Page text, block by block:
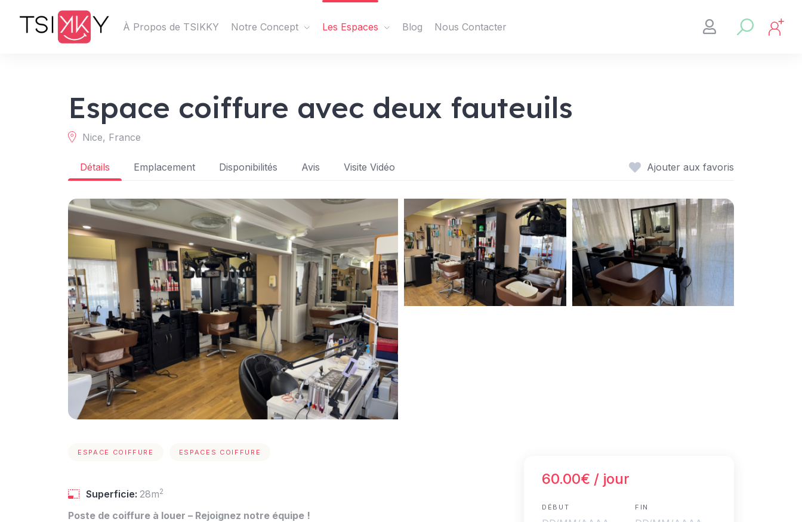
À Propos de TSIKKY Notre Concept Les Espaces Blog Nous Contacter
Espace coiffure avec deux fauteuils
Nice, France
Ajouter aux favoris
Détails Emplacement Disponibilités Avis Visite Vidéo
ESPACE COIFFURE ESPACES COIFFURE
Superficie: 28m2
Poste de coiffure à louer – Rejoignez notre équipe !
60.00€ / jour
DÉBUT FIN